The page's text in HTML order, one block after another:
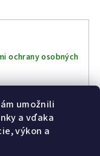
umožnili
a vďaka
výkon a
ochrany osobných